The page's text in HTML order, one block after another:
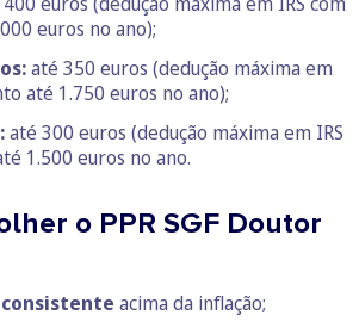
euros no ano);
até 350 euros (dedução máxima em
até 1.750 euros no ano);
até 300 euros (dedução máxima em IRS
1.500 euros no ano.
o PPR SGF Doutor
acima da inflação;